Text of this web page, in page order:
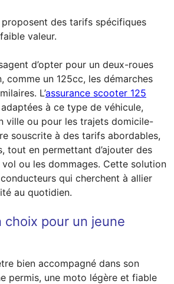
proposent des tarifs spécifiques
valeur.
d’opter pour un deux-roues
comme un 125cc, les démarches
L’assurance scooter 125
à ce type de véhicule,
ville ou pour les trajets domicile-
souscrite à des tarifs abordables,
tout en permettant d’ajouter des
ou les dommages. Cette solution
qui cherchent à allier
au quotidien.
choix pour un jeune
bien accompagné dans son
permis, une moto légère et fiable